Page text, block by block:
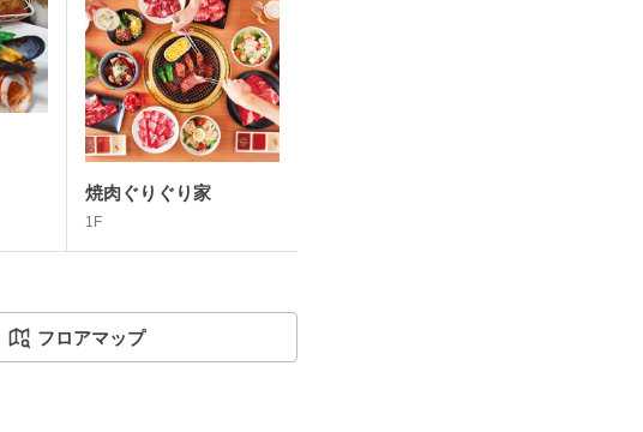
焼肉ぐりぐり家
1F
フロアマップ